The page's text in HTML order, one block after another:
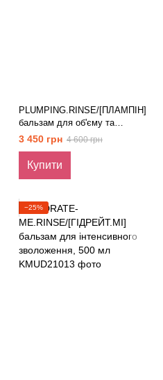
PLUMPING.RINSE/[ПЛАМПІН]
бальзам для об'єму та
ущільнення волосся, 500 мл
3 450 грн 4 600 грн
Купити
−25%